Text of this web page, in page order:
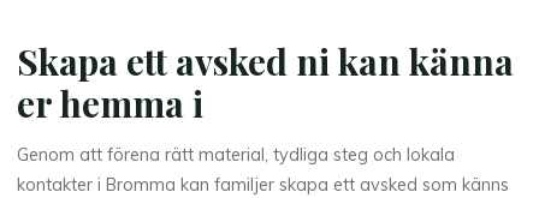
Skapa ett avsked ni kan känna
er hemma i
Genom att förena rätt material, tydliga steg och lokala
kontakter i Bromma kan familjer skapa ett avsked som känns